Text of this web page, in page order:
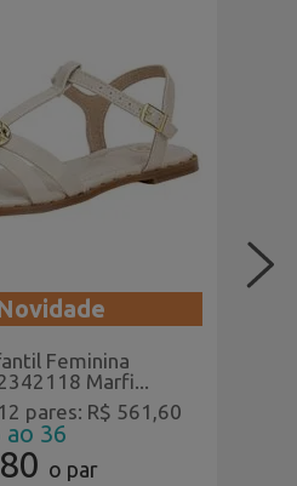
Feminina
Marfi...
pares: R$ 561,60
ao 36
o par